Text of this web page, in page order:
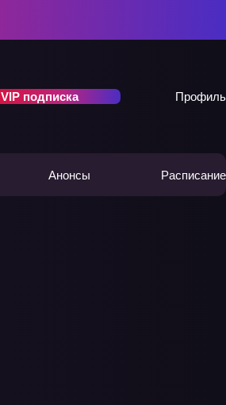
VIP подписка Профиль
Анонсы Расписание